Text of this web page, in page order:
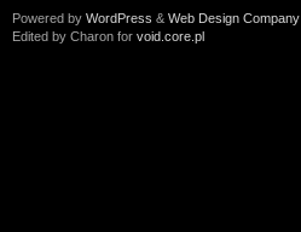
Powered by WordPress & Web Design Company
Edited by Charon for void.core.pl